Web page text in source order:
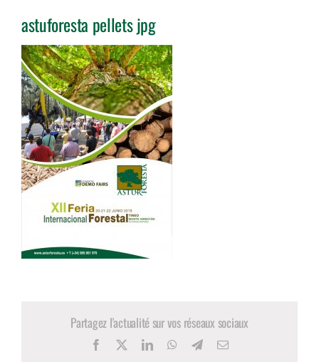
astuforesta pellets jpg
Partagez l'actualité sur vos réseaux sociaux
Facebook LinkedInWhatsApp
TelegramEmail